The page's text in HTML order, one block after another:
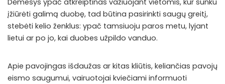
įžiūrėti galimą duobę, tad būtina pasirinkti saugų greitį,
stebėti kelio ženklus: ypač tamsiuoju paros metu, lyjant
lietui ar po jo, kai duobes užpildo vanduo.
Apie pavojingas išdaužas ar kitas kliūtis, keliančias pavojų
eismo saugumui, vairuotojai kviečiami informuoti